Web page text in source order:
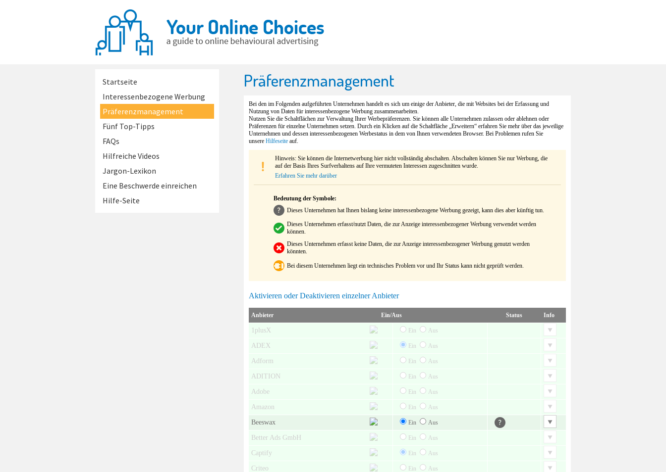
Startseite
Interessenbezogene Werbung
Präferenzmanagement
Fünf Top-Tipps
FAQs
Hilfreiche Videos
Jargon-Lexikon
Eine Beschwerde einreichen
Hilfe-Seite
Präferenzmanagement
Bei den im Folgenden aufgeführten Unternehmen handelt es sich um einige der Anbieter, die mit Websites bei der Erfassung und
Nutzung von Daten für interessenbezogene Werbung zusammenarbeiten.
Nutzen Sie die Schaltflächen zur Verwaltung Ihrer Werbepräferenzen. Sie können alle Unternehmen zulassen oder ablehnen oder
Präferenzen für einzelne Unternehmen setzen. Durch ein Klicken auf die Schaltfläche „Erweitern“ erfahren Sie mehr über das jeweilige
Unternehmen und dessen interessenbezogenen Werbestatus in dem von Ihnen verwendeten Browser. Bei Problemen rufen Sie
unsere Hilfeseite auf.
Hinweis: Sie können die Internetwerbung hier nicht vollständig abschalten. Abschalten können Sie nur Werbung, die
auf der Basis Ihres Surfverhaltens auf Ihre vermuteten Interessen zugeschnitten wurde.
Erfahren Sie mehr darüber
Bedeutung der Symbole:
Dieses Unternehmen hat Ihnen bislang keine interessenbezogene Werbung gezeigt, kann dies aber künftig tun.
Dieses Unternehmen erfasst/nutzt Daten, die zur Anzeige interessenbezogener Werbung verwendet werden
können.
Dieses Unternehmen erfasst keine Daten, die zur Anzeige interessenbezogener Werbung genutzt werden
könnten.
Bei diesem Unternehmen liegt ein technisches Problem vor und Ihr Status kann nicht geprüft werden.